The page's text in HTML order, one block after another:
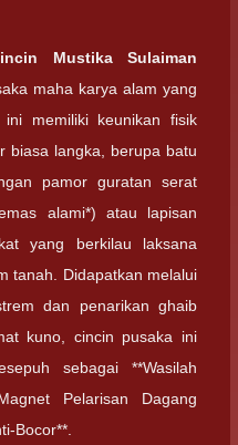
Mustika Sulaiman
maha karya alam yang
memiliki keunikan fisik
biasa langka, berupa batu
pamor guratan serat
alami*) atau lapisan
yang berkilau laksana
tanah. Didapatkan melalui
dan penarikan ghaib
kuno, cincin pusaka ini
sebagai **Wasilah
Pelarisan Dagang
Bocor**.